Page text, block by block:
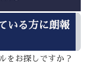
いる方に朗報
をお探しですか？